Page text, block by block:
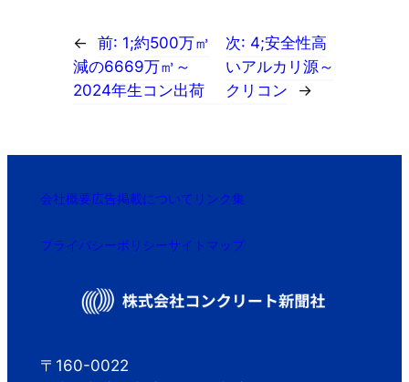
← 前: 1;約500万㎥
減の6669万㎥～
2024年生コン出荷
次: 4;安全性高
いアルカリ源～
クリコン
→
会社概要広告掲載について リンク集
プライバシーポリシーサイトマップ
〒160-0022